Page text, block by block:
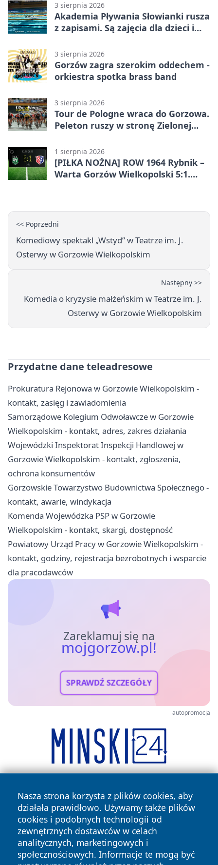
3 sierpnia 2026
Akademia Pływania Słowianki rusza
z zapisami. Są zajęcia dla dzieci i
3 sierpnia 2026
Gorzów zagra szerokim oddechem -
orkiestra spotka brass band
3 sierpnia 2026
Tour de Pologne wraca do Gorzowa.
Peleton ruszy w stronę Zielonej
1 sierpnia 2026
[PIŁKA NOŻNA] ROW 1964 Rybnik –
Warta Gorzów Wielkopolski 5:1.
<< Poprzedni
Komediowy spektakl „Wstyd” w Teatrze im. J.
Osterwy w Gorzowie Wielkopolskim
Następny >>
Komedia o kryzysie małżeńskim w Teatrze im. J.
Osterwy w Gorzowie Wielkopolskim
Przydatne dane teleadresowe
Prokuratura Rejonowa w Gorzowie Wielkopolskim -
kontakt, zasięg i zawiadomienia
Samorządowe Kolegium Odwoławcze w Gorzowie
Wielkopolskim - kontakt, adres, zakres działania
Wojewódzki Inspektorat Inspekcji Handlowej w
Gorzowie Wielkopolskim - kontakt, zgłoszenia,
ochrona konsumentów
Gorzowskie Towarzystwo Budownictwa Społecznego -
kontakt, awarie, windykacja
Komenda Wojewódzka PSP w Gorzowie
Wielkopolskim - kontakt, skargi, dostępność
Powiatowy Urząd Pracy w Gorzowie Wielkopolskim -
kontakt, godziny, rejestracja bezrobotnych i wsparcie
dla pracodawców
Zareklamuj się na
mojgorzow.pl!
SPRAWDŹ SZCZEGÓŁY
autopromocja
Nasza strona korzysta z plików cookies, aby
działała prawidłowo. Używamy także plików
cookies i podobnych technologii od
zewnętrznych dostawców w celach
analitycznych, marketingowych i
społecznościowych. Informacje te mogą być
Copyright © 2026 mojgorzow.pl Wszystkie prawa zastrzeżone.